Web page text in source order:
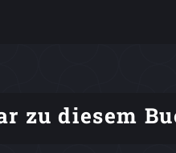
zu diesem